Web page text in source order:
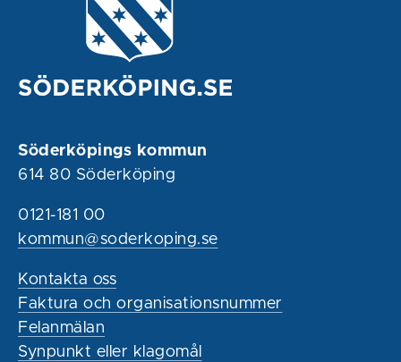
Söderköpings kommun
614 80 Söderköping
0121-181 00
kommun@soderkoping.se
Kontakta oss
Faktura och organisationsnummer
Felanmälan
Synpunkt eller klagomål